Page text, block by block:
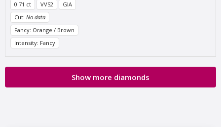
0.71 ct VVS2
GIA
Cut: No data
Fancy: Orange / Brown
Intensity: Fancy
Show more diamonds